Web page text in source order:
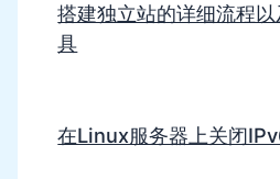
搭建独立站的详细流程
具
在Linux服务器上关闭